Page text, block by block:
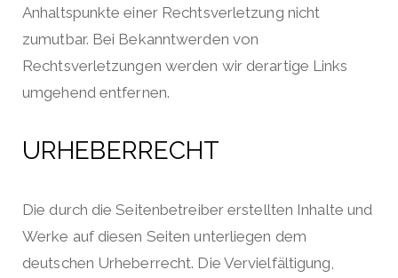
Anhaltspunkte einer Rechtsverletzung nicht
zumutbar. Bei Bekanntwerden von
Rechtsverletzungen werden wir derartige Links
umgehend entfernen.
URHEBERRECHT
Die durch die Seitenbetreiber erstellten Inhalte und
Werke auf diesen Seiten unterliegen dem
deutschen Urheberrecht. Die Vervielfältigung,